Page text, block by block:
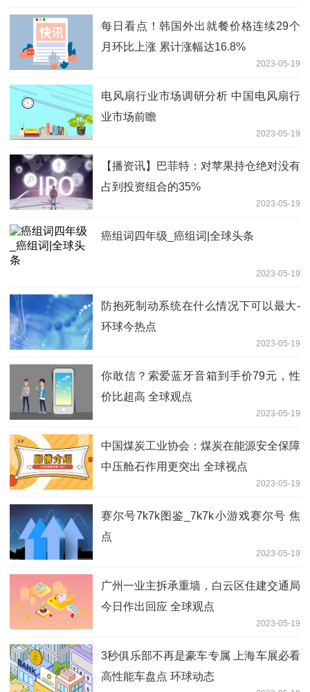
每日看点！韩国外出就餐价格连续29个
月环比上涨 累计涨幅达16.8%
2023-05-19
电风扇行业市场调研分析 中国电风扇行
业市场前瞻
2023-05-19
【播资讯】巴菲特：对苹果持仓绝对没有
占到投资组合的35%
2023-05-19
癌组词四年级_癌组词|全球头条
2023-05-19
防抱死制动系统在什么情况下可以最大-
环球今热点
2023-05-19
你敢信？索爱蓝牙音箱到手价79元，性
价比超高 全球观点
2023-05-19
中国煤炭工业协会：煤炭在能源安全保障
中压舱石作用更突出 全球视点
2023-05-19
赛尔号7k7k图鉴_7k7k小游戏赛尔号 焦
点
2023-05-19
广州一业主拆承重墙，白云区住建交通局
今日作出回应 全球观点
2023-05-19
3秒俱乐部不再是豪车专属 上海车展必看
高性能车盘点 环球动态